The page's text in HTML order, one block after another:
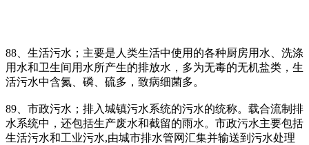
88、生活污水；主要是人类生活中使用的各种厨房用水、洗涤
用水和卫生间用水所产生的排放水，多为无毒的无机盐类，生
活污水中含氮、磷、硫多，致病细菌多。
89、市政污水；排入城镇污水系统的污水的统称。载合流制排
水系统中，还包括生产废水和截留的雨水。市政污水主要包括
生活污水和工业污水,由城市排水管网汇集并输送到污水处理